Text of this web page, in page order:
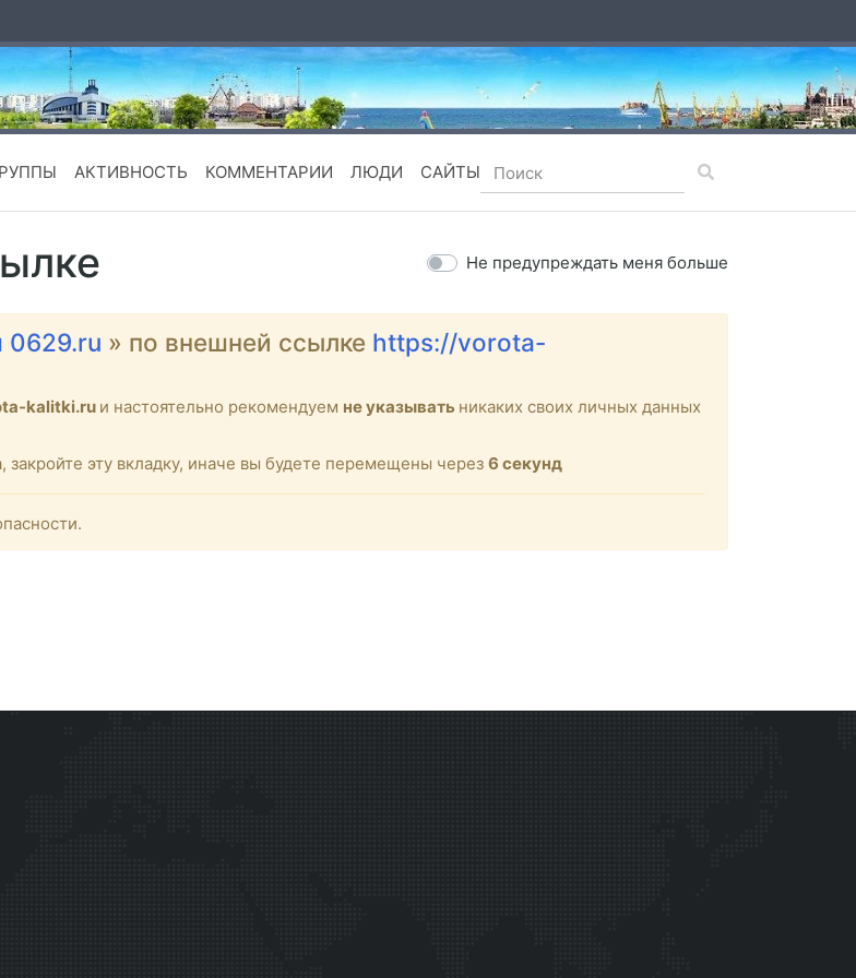
АКТИВНОСТЬ КОММЕНТАРИИ ЛЮДИ САЙТЫ
Не предупреждать меня больше
0629.ru » по внешней ссылке https://vorota-
kalitki.ru и настоятельно рекомендуем не указывать никаких своих личных данных
эту вкладку, иначе вы будете перемещены через 6 секунд